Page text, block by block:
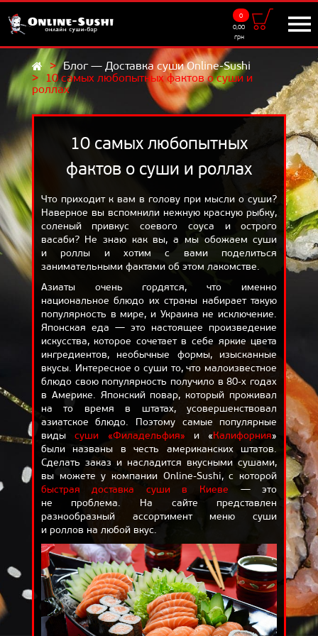
0
0,00
грн
Блог — Доставка суши Online-Sushi
10 самых любопытных фактов о суши и
роллах
10 самых любопытных
фактов о суши и роллах
Что приходит к вам в голову при мысли о суши?
Наверное вы вспомнили нежную красную рыбку,
соленый привкус соевого соуса и острого
васаби? Не знаю как вы, а мы обожаем суши
и роллы и хотим с вами поделиться
занимательными фактами об этом лакомстве.
Азиаты очень гордятся, что именно
национальное блюдо их страны набирает такую
популярность в мире, и Украина не исключение.
Японская еда — это настоящее произведение
искусства, которое сочетает в себе яркие цвета
ингредиентов, необычные формы, изысканные
вкусы. Интересное о суши то, что малоизвестное
блюдо свою популярность получило в80-х годах
в Америке. Японский повар, который проживал
на то время в штатах, усовершенствовал
азиатское блюдо. Поэтому самые популярные
видысуши «Филадельфия» и «Калифорния»
были названы в честь американских штатов.
Сделать заказ и насладится вкусными сушами,
вы можете у компании Online-Sushi, с которой
быстрая доставка суши в Киеве — это
не проблема. На сайте представлен
разнообразный ассортимент меню суши
и роллов на любой вкус.
Доставка
9:00 - 22:00
UKR RUS
Роллы
Суши
Салаты
Добавки
Напитки
АКЦИИ
ОТЗЫВЫ
ДОСТАВКА
КОРЗИНА
О НАС
БЛОГ